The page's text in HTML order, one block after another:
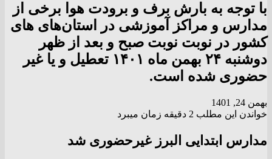
با توجه به بارش برف و برودت هوا برخی از
مدارس و مراکز آموزشی در استان‌های های
کشور در نوبت نوبت صبح و بعد از ظهر
دوشنبه ۲۴ بهمن ماه ۱۴۰۱ تعطیل و یا غیر
حضوری شده است.
بهمن 24, 1401
خواندن این مطلب 2 دقیقه زمان میبرد
مدارس ابتدایی البرز غیرحضوری شد